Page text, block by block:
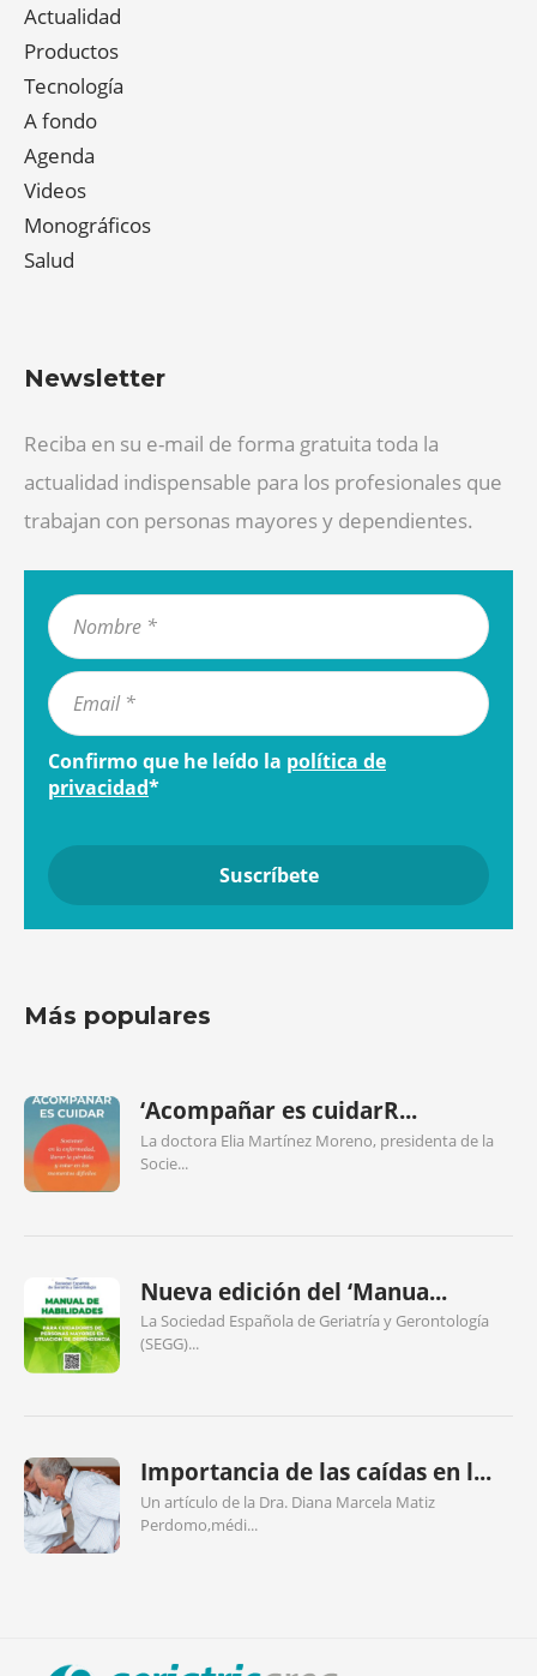
Actualidad
Productos
Tecnología
A fondo
Agenda
Videos
Monográficos
Salud
Newsletter
Reciba en su e-mail de forma gratuita toda la
actualidad indispensable para los profesionales que
trabajan con personas mayores y dependientes.
Confirmo que he leído la política de
privacidad*
Más populares
‘Acompañar es cuidarR...
La doctora Elia Martínez Moreno, presidenta de la
Socie...
Nueva edición del ‘Manua...
La Sociedad Española de Geriatría y Gerontología
(SEGG)...
Importancia de las caídas en l...
Un artículo de la Dra. Diana Marcela Matiz
Perdomo,médi...